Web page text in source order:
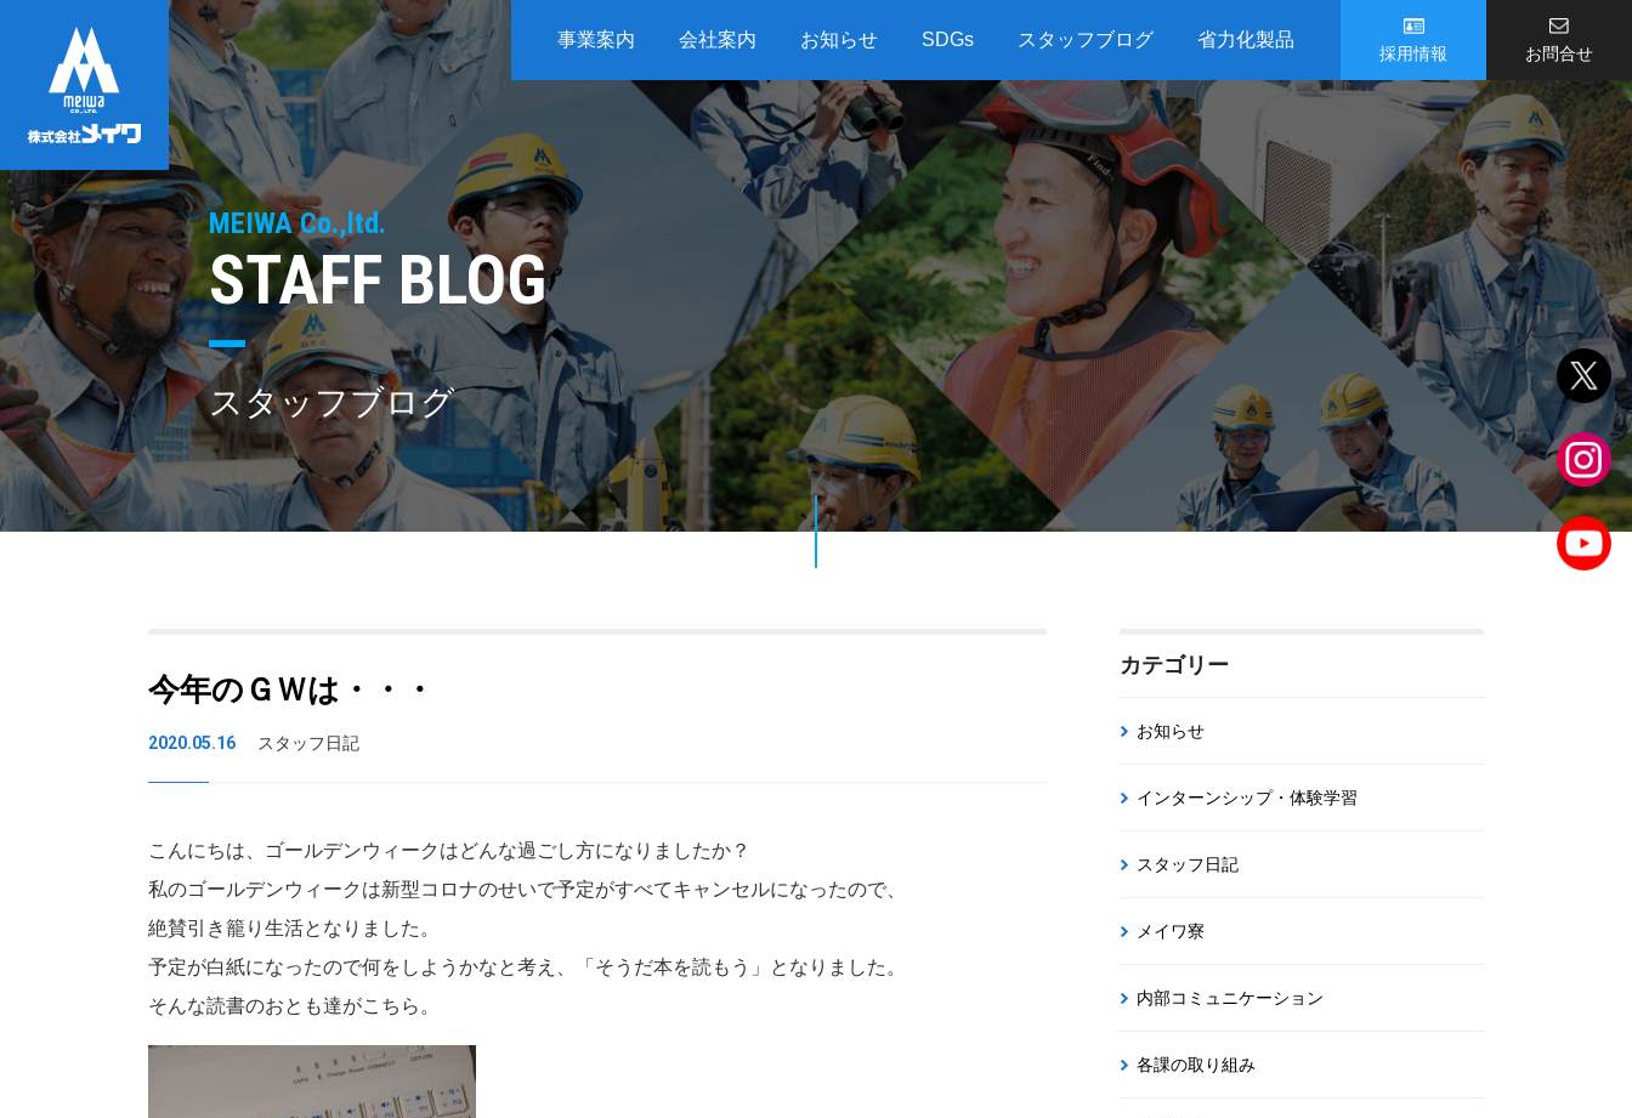
事業案内 会社案内 お知らせ SDGs スタッフブログ 省力化製品
採用情報 お問合せ
MEIWA Co.,ltd.
STAFF BLOG
スタッフブログ
今年のＧＷは・・・
2020.05.16 スタッフ日記
こんにちは、ゴールデンウィークはどんな過ごし方になりましたか？
私のゴールデンウィークは新型コロナのせいで予定がすべてキャンセルになったので、
絶賛引き籠り生活となりました。
予定が白紙になったので何をしようかなと考え、「そうだ本を読もう」となりました。
そんな読書のおとも達がこちら。
カテゴリー
お知らせ
インターンシップ・体験学習
スタッフ日記
メイワ寮
内部コミュニケーション
各課の取り組み